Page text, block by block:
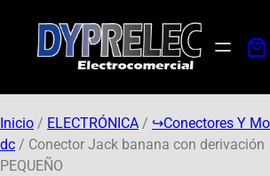
Inicio / ELECTRÓNICA / ↪︎Conectores Y
dc / Conector Jack banana con derivación
PEQUEÑO